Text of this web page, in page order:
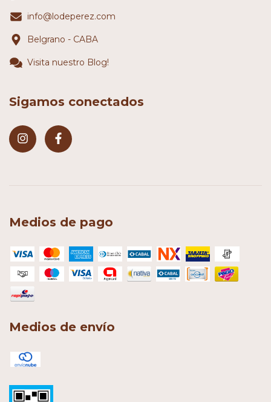
info@lodeperez.com
Belgrano - CABA
Visita nuestro Blog!
Sigamos conectados
Medios de pago
Medios de envío